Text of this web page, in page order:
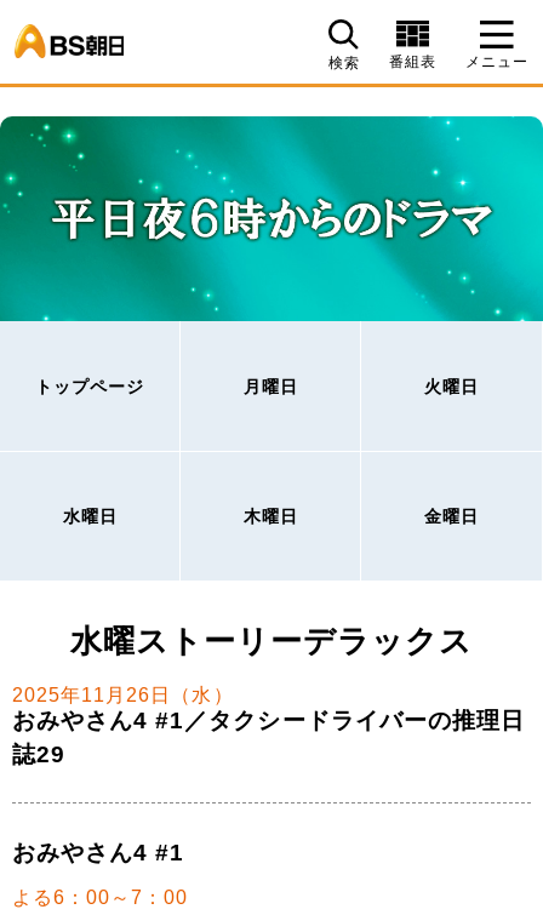
検索 番組表 メニュー
トップページ 月曜日 火曜日
水曜日 木曜日 金曜日
水曜ストーリーデラックス
2025年11月26日（水）
おみやさん4 #1／タクシードライバーの推理日
誌29
おみやさん4 #1
よる6：00～7：00